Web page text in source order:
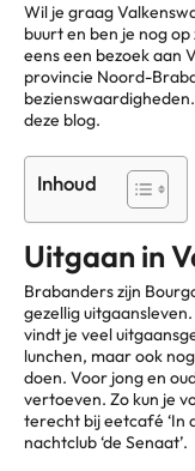
Wil je graag
buurt en ben je nog
eens een bezoek aan
provincie Noord-
deze blog.
Inhoud
Uitgaan in
Brabanders zijn
gezellig
vindt je veel
lunchen, maar ook
doen. Voor jong en
vertoeven. Zo kun je
terecht bij eetcafé ‘In
nachtclub ‘de Senaat’.